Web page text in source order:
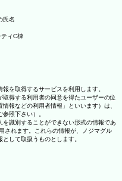
氏名
ティC棟
を取得するサービスを利用します。
得する利用者の同意を得たユーザーの位
報などの利用者情報」といいます）は、
照下さい）。
識別することができない形式の情報であ
されます。これらの情報が、ノジマグル
して取扱うものとします。